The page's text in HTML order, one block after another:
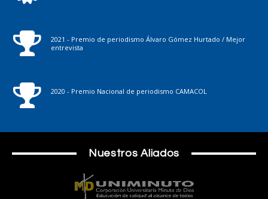
2021 - Premio de periodismo Álvaro Gómez Hurtado / Mejor
entrevista
2020 - Premio Nacional de periodismo CAMACOL
Nuestros Aliados